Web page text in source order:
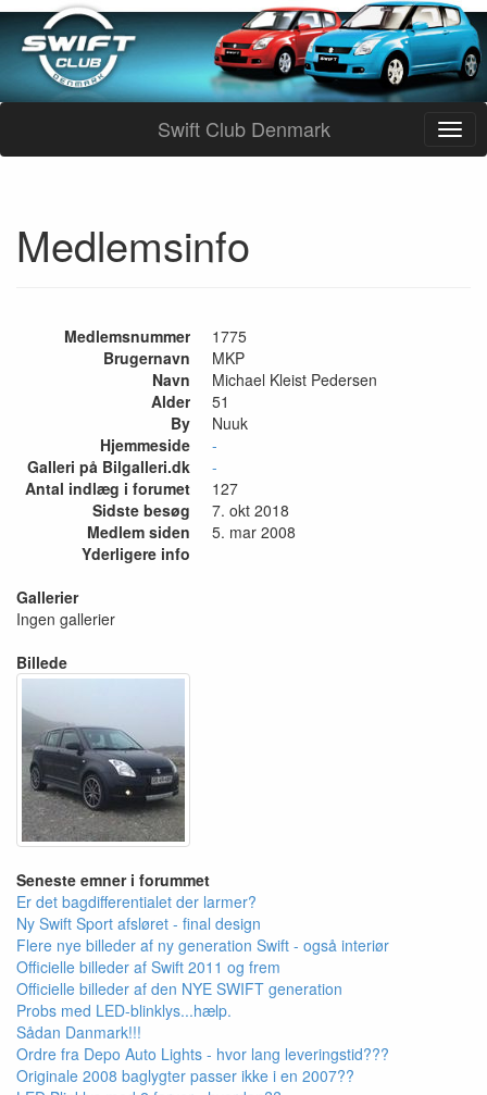
Swift Club Denmark
Medlemsinfo
Medlemsnummer
1775
Brugernavn
MKP
Navn
Michael Kleist Pedersen
Alder
51
By
Nuuk
Hjemmeside
-
Galleri på Bilgalleri.dk
-
Antal indlæg i forumet
127
Sidste besøg
7. okt 2018
Medlem siden
5. mar 2008
Yderligere info
Gallerier
Ingen gallerier
Billede
Seneste emner i forummet
Er det bagdifferentialet der larmer?
Ny Swift Sport afsløret - final design
Flere nye billeder af ny generation Swift - også interiør
Officielle billeder af Swift 2011 og frem
Officielle billeder af den NYE SWIFT generation
Probs med LED-blinklys...hælp.
Sådan Danmark!!!
Ordre fra Depo Auto Lights - hvor lang leveringstid???
Originale 2008 baglygter passer ikke i en 2007??